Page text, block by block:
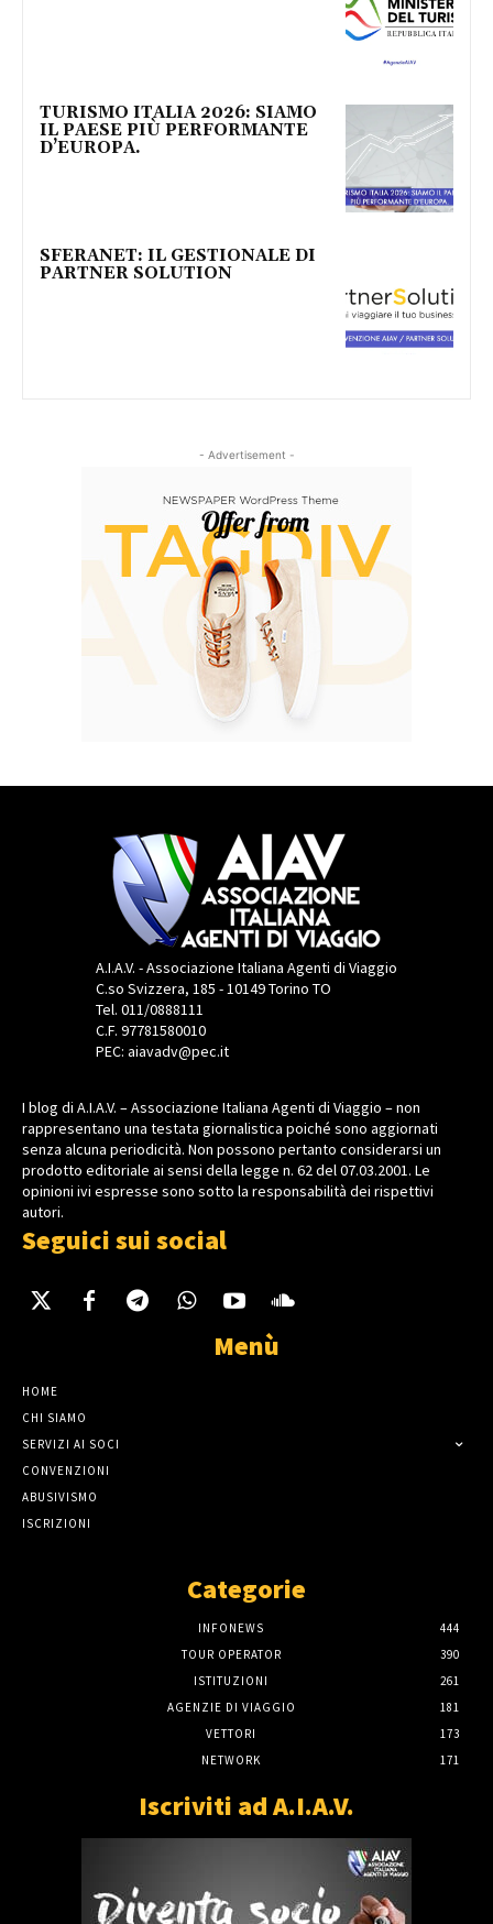
TURISMO ITALIA 2026: SIAMO
IL PAESE PIÙ PERFORMANTE
D’EUROPA.
SFERANET: IL GESTIONALE DI
PARTNER SOLUTION
- Advertisement -
A.I.A.V. - Associazione Italiana Agenti di Viaggio
C.so Svizzera, 185 - 10149 Torino TO
Tel. 011/0888111
C.F. 97781580010
PEC: aiavadv@pec.it
I blog di A.I.A.V. – Associazione Italiana Agenti di Viaggio – non
rappresentano una testata giornalistica poiché sono aggiornati
senza alcuna periodicità. Non possono pertanto considerarsi un
prodotto editoriale ai sensi della legge n. 62 del 07.03.2001. Le
opinioni ivi espresse sono sotto la responsabilità dei rispettivi
autori.
Seguici sui social
Menù
HOME
CHI SIAMO
SERVIZI AI SOCI
CONVENZIONI
ABUSIVISMO
ISCRIZIONI
Categorie
INFONEWS
444
TOUR OPERATOR
390
ISTITUZIONI
261
AGENZIE DI VIAGGIO
181
VETTORI
173
NETWORK
171
Iscriviti ad A.I.A.V.